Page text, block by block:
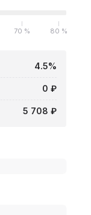
70 % 80 %
4.5%
0 ₽
5 708 ₽